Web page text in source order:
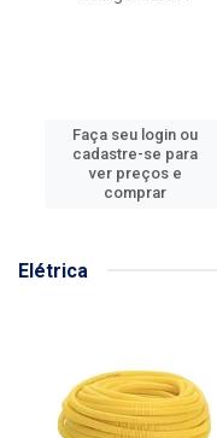
Faça seu login ou
cadastre-se para
ver preços e
comprar
Elétrica